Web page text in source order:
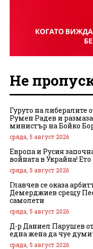
Не
Гуруто на либералите
Румен Радев и
министър на Бойко
сряда, 5 август 2026
Европа и Русия
войната в Украйна!
сряда, 5 август 2026
Главчев се оказа
Демерджиев срещу
самолети
сряда, 5 август 2026
Д-р Даниел Парушев
една жена да чуе
сряда, 5 август 2026